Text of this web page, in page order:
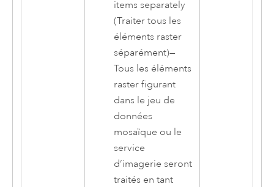
items separately
(Traiter tous les
éléments raster
séparément)—
Tous les éléments
raster figurant
dans le jeu de
données
mosaïque ou le
service
d’imagerie seront
traités en tant